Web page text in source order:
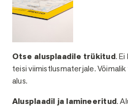
Otse alusplaadile trükitud.
teisi viimistlusmaterjale. Võimalik
alus.
Alusplaadil ja lamineeritud.